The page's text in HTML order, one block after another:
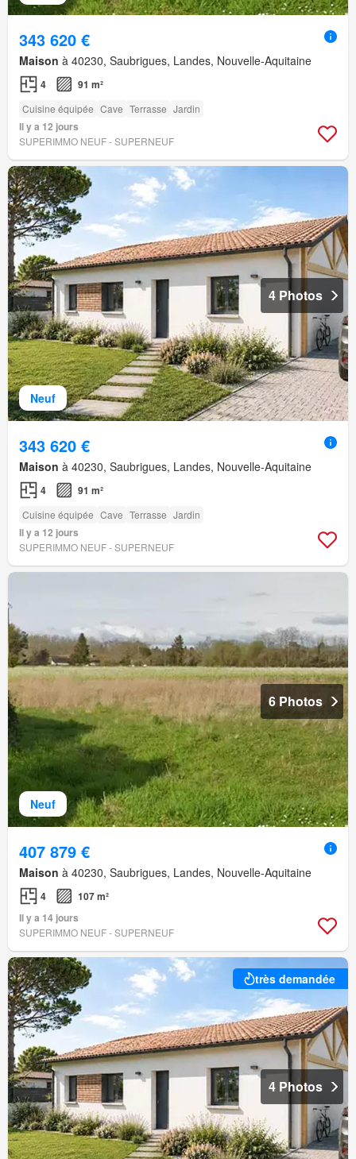
343 620 €
Maison à 40230, Saubrigues, Landes, Nouvelle-Aquitaine
4 91 m²
Cuisine équipée Cave Terrasse Jardin
Il y a 12 jours
SUPERIMMO NEUF - SUPERNEUF
Neuf
4 Photos
343 620 €
Maison à 40230, Saubrigues, Landes, Nouvelle-Aquitaine
4 91 m²
Cuisine équipée Cave Terrasse Jardin
Il y a 12 jours
SUPERIMMO NEUF - SUPERNEUF
Neuf
6 Photos
407 879 €
Maison à 40230, Saubrigues, Landes, Nouvelle-Aquitaine
4
107 m²
Il y a 14 jours
SUPERIMMO NEUF - SUPERNEUF
très demandée
4 Photos